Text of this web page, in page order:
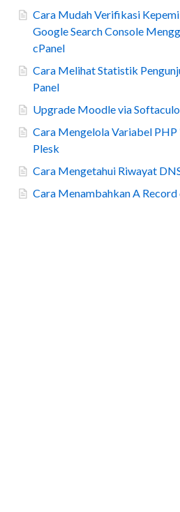
Cara Mudah Verifikasi
Google Search Console
cPanel
Cara Melihat Statistik
Panel
Upgrade Moodle via
Cara Mengelola Variabel PHP
Plesk
Cara Mengetahui Riwayat
Cara Menambahkan A Record